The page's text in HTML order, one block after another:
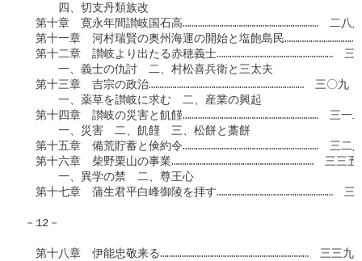
四、切支丹類族改
第十章　寛永年間讃岐国石高………………………………………………………　二八
第十一章　河村瑞賢の奥州海運の開始と塩飽島民
第十二章　讃岐より出たる赤穂義士………………………………………………　三
一、義士の仇討　二、村松喜兵衛と三太夫
第十三章　吉宗の政治………………………………………………………………　三〇九
一、薬草を讃岐に求む　二、産業の興起
第十四章　讃岐の災害と飢饉………………………………………………………　三一
一、災害　二、飢饉　三、松餅と藁餅
第十五章　備荒貯蓄と倹約令………………………………………………………　三二
第十六章　柴野栗山の事業…………………………………………………………　三三五
一、異学の禁　二、尊王心
第十七章　蒲生君平白峰御陵を拝す………………………………………………　三
－12－
第十八章　伊能忠敬来る……………………………………………………………　三三九